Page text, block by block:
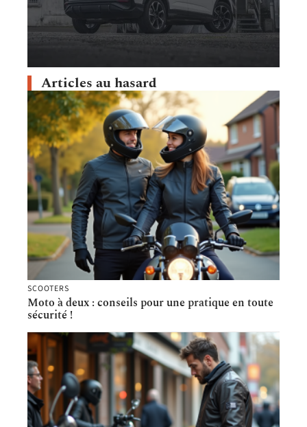
Articles au hasard
SCOOTERS
Moto à deux : conseils pour une pratique en toute
sécurité !